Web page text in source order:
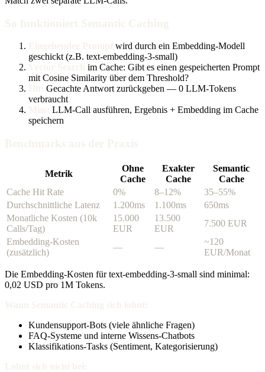
wird durch ein Embedding-Modell
geschickt (z.B. text-embedding-3-small)
im Cache: Gibt es einen gespeicherten Prompt
mit Cosine Similarity über dem Threshold?
Gecachte Antwort zurückgeben — 0 LLM-Tokens
verbraucht
LLM-Call ausführen, Ergebnis + Embedding im Cache
speichern
Metrik
Ohne
Cache
Exakter
Cache
Semantic
Cache
Cache Hit Rate
0% 8–12%
35–55%
Durchschnittliche Latenz
1.200ms 1.100ms
650ms
Monatliche Kosten (10k
Calls/Tag)
15.000
EUR
13.500
EUR
7.500 EUR
Embedding-Kosten
(zusätzlich)
— —
~120
EUR/Monat
Die Embedding-Kosten für text-embedding-3-small sind minimal:
0,02 USD pro 1M Tokens.
Kundensupport-Bots (viele ähnliche Fragen)
FAQ-Systeme und interne Wissens-Chatbots
Klassifikations-Tasks (Sentiment, Kategorisierung)